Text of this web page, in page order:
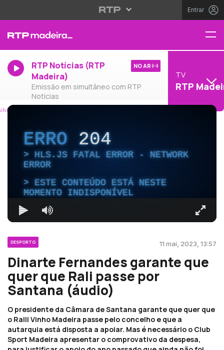
Entrar
RTP Notícias (RTP
Madeira)
Emissão em simultâneo com RTP
Notícias
NO AR
TV
RTP
ERRO204
HLS.JS FATAL ERROR - NETWORK
ERROR
ESTE CONTEÚDO ESTÁ NESTE
MOMENTO INDISPONÍVEL
DESPORTO 11 mai, 2023, 13:57
Dinarte Fernandes garante que
quer que Rali passe por
Santana (áudio)
O presidente da Câmara de Santana garante que quer que
o Ralli Vinho Madeira passe pelo concelho e que a
autarquia está disposta a apoiar. Mas é necessário o Club
Sport Madeira apresentar o comprovativo da despesa,